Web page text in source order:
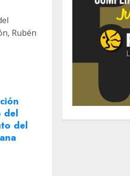
Rubén
del
del